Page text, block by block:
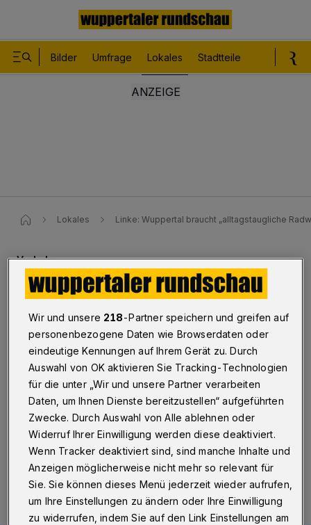
Bilder Umfrage Lokales Stadtteile
Lokales Linke: Wuppertal braucht „alltagstaugliche
Verkehr
Linke: Wuppertal braucht
„alltagstaugliche Radwege“
Wuppertal· Aus Sicht der Linken ist Wuppertal
„weiterhin keine besonders fahrradfreundliche Stadt“.
Die Bewertung beim Fahrradklimatest des ADFC habe
sich im Vergleich zum letzten vor zwei Jahren nicht
geändert.
17.03.2021 , 12:09 Uhr Eine Minute Lesezeit
Wir und unsere 218-Partner speichern und greifen auf
personenbezogene Daten wie Browserdaten oder
eindeutige Kennungen auf Ihrem Gerät zu. Durch
Auswahl von OK aktivieren Sie Tracking-Technologien
für die unter „Wir und unsere Partner verarbeiten
Daten, um Ihnen Dienste bereitzustellen“ aufgeführten
Zwecke. Durch Auswahl von Alle ablehnen oder
Widerruf Ihrer Einwilligung werden diese deaktiviert.
Wenn Tracker deaktiviert sind, sind manche Inhalte und
Anzeigen möglicherweise nicht mehr so relevant für
Sie. Sie können dieses Menü jederzeit wieder aufrufen,
um Ihre Einstellungen zu ändern oder Ihre Einwilligung
zu widerrufen, indem Sie auf den Link Einstellungen am